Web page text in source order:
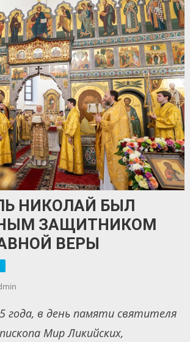
НИКОЛАЙ БЫЛ
ЗАЩИТНИКОМ
ВЕРЫ
года, в день памяти святителя
Мир Ликийских,